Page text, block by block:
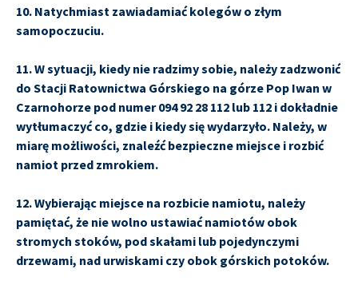
10. Natychmiast zawiadamiać kolegów o złym
samopoczuciu.
11. W sytuacji, kiedy nie radzimy sobie, należy zadzwonić
do Stacji Ratownictwa Górskiego na górze Pop Iwan w
Czarnohorze pod numer 094 92 28 112 lub 112 i dokładnie
wytłumaczyć co, gdzie i kiedy się wydarzyło. Należy, w
miarę możliwości, znaleźć bezpieczne miejsce i rozbić
namiot przed zmrokiem.
12. Wybierając miejsce na rozbicie namiotu, należy
pamiętać, że nie wolno ustawiać namiotów obok
stromych stoków, pod skałami lub pojedynczymi
drzewami, nad urwiskami czy obok górskich potoków.